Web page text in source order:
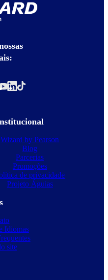
Wizard by Pearson
Blog
Parcerias
Promoções
de privacidade
Projeto Águias
Idiomas
site